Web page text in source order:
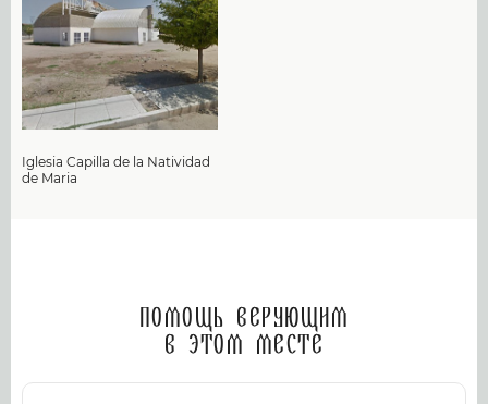
Iglesia Capilla de la Natividad
de Maria
Помощь верующим
в этом месте